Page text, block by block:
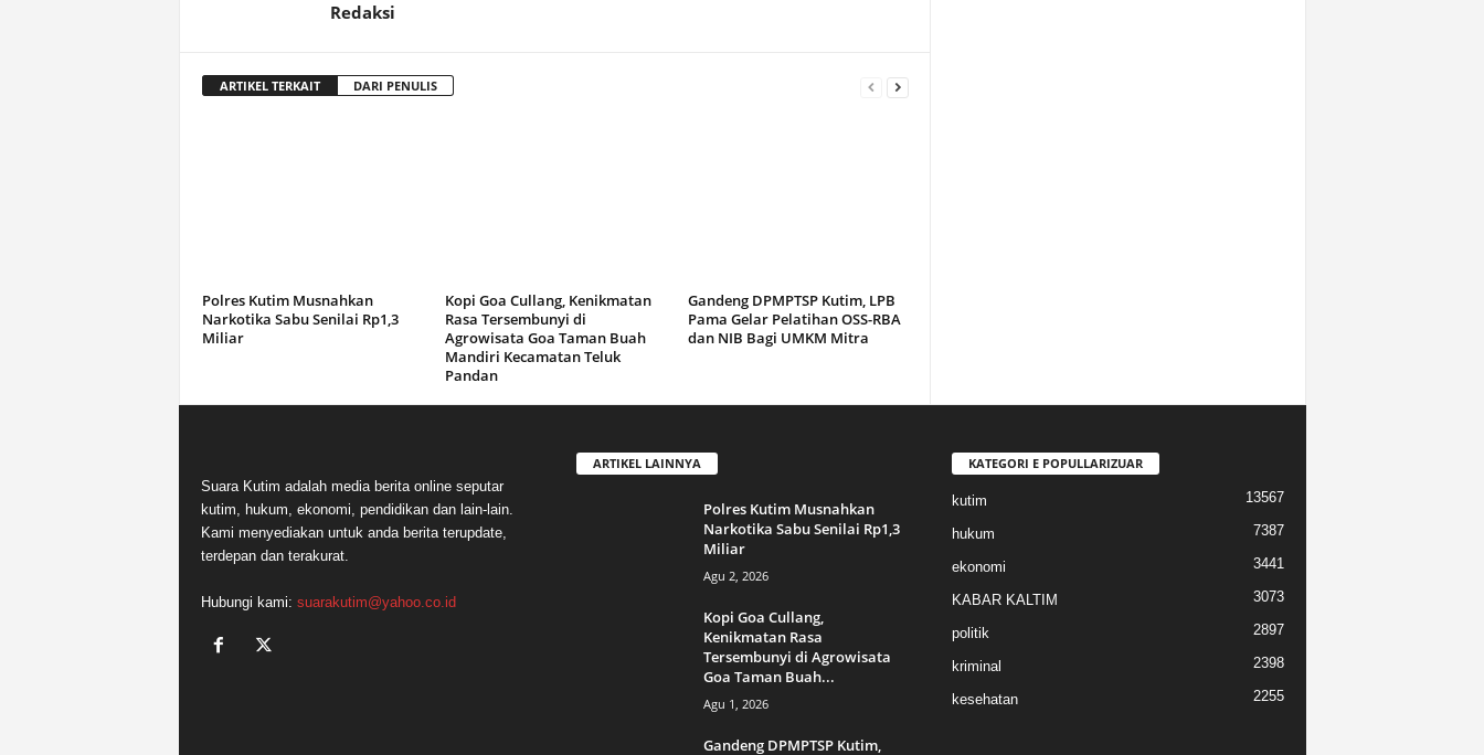
Redaksi
ARTIKEL TERKAIT DARI PENULIS
Polres Kutim Musnahkan
Narkotika Sabu Senilai Rp1,3
Miliar
Kopi Goa Cullang, Kenikmatan
Rasa Tersembunyi di
Agrowisata Goa Taman Buah
Mandiri Kecamatan Teluk
Pandan
Gandeng DPMPTSP Kutim, LPB
Pama Gelar Pelatihan OSS-RBA
dan NIB Bagi UMKM Mitra
Suara Kutim adalah media berita online seputar
kutim, hukum, ekonomi, pendidikan dan lain-lain.
Kami menyediakan untuk anda berita terupdate,
terdepan dan terakurat.
Hubungi kami: suarakutim@yahoo.co.id
ARTIKEL LAINNYA
Polres Kutim Musnahkan
Narkotika Sabu Senilai Rp1,3
Miliar
Agu 2, 2026
Kopi Goa Cullang,
Kenikmatan Rasa
Tersembunyi di Agrowisata
Goa Taman Buah...
Agu 1, 2026
Gandeng DPMPTSP Kutim,
KATEGORI E POPULLARIZUAR
kutim 13567
hukum 7387
ekonomi 3441
KABAR KALTIM 3073
politik 2897
kriminal 2398
kesehatan 2255